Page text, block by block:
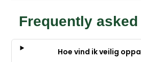
Frequently
Hoe vind ik veilig